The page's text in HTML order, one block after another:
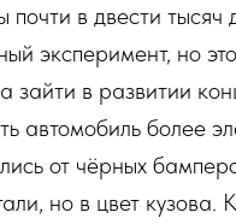
почти в двести
эксперимент, но
зайти в развитии
автомобиль более
от чёрных
но в цвет